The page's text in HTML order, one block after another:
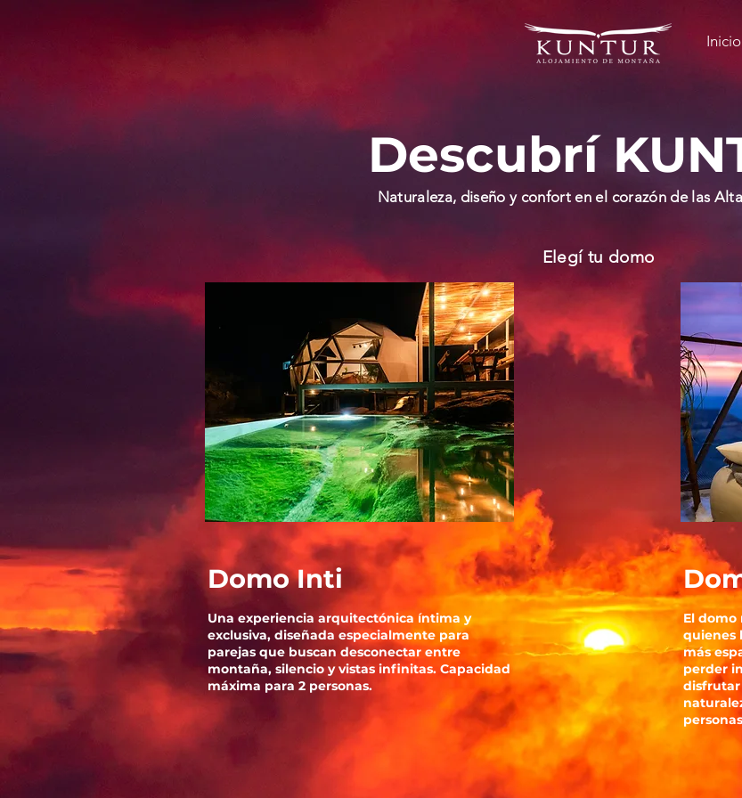
Inicio
Descubrí
Naturaleza, diseño y confort en el corazón de las
Elegí tu domo
Domo Inti
Una experiencia arquitectónica íntima y
exclusiva, diseñada especialmente para
parejas que buscan desconectar entre
montaña, silencio y vistas infinitas. Capacidad
máxima para 2 personas.
El domo
quienes
más
perder
disfrutar